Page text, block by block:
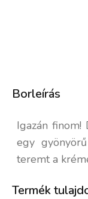
Borleírás
Igazán finom!
egy
teremt a
Termék